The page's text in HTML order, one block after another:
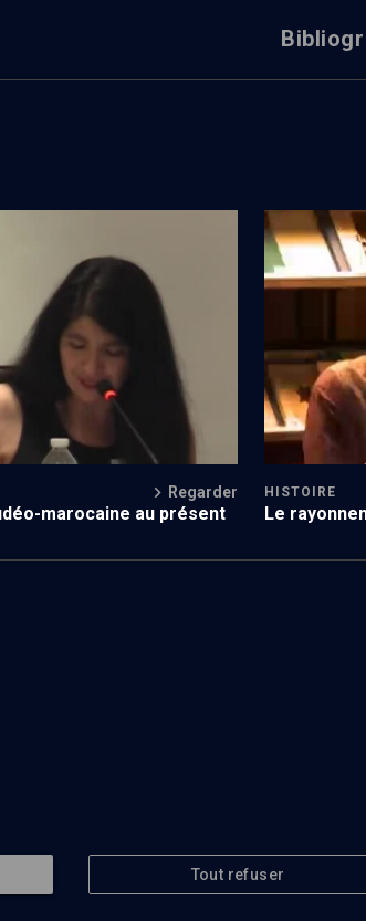
Regarder
marocaine au présent
Historia de
HISTOIRE
Le
Tout refuser